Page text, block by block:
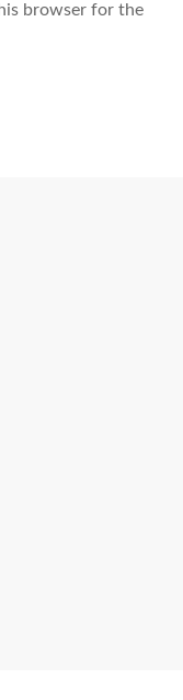
browser for the